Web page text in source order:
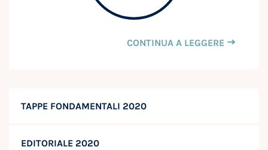
TAPPE FONDAMENTALI 2020
EDITORIALE 2020
CONTINUA A LEGGERE